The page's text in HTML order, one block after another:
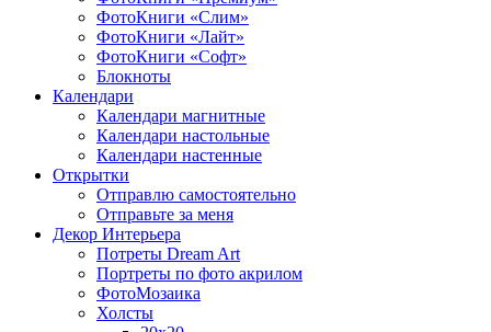
ФотоКниги «Слим»
ФотоКниги «Лайт»
ФотоКниги «Софт»
Блокноты
Календари
Календари магнитные
Календари настольные
Календари настенные
Открытки
Отправлю самостоятельно
Отправьте за меня
Декор Интерьера
Потреты Dream Art
Портреты по фото акрилом
ФотоМозаика
Холсты